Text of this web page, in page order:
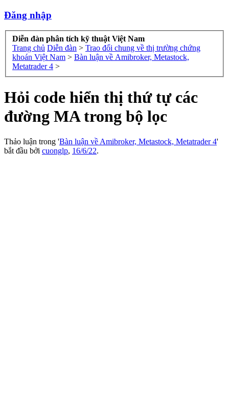
Đăng nhập
Diễn đàn phân tích kỹ thuật Việt Nam
Trang chủ Diễn đàn > Trao đổi chung về thị trường chứng
khoán Việt Nam > Bàn luận về Amibroker, Metastock,
Metatrader 4 >
Hỏi code hiển thị thứ tự các
đường MA trong bộ lọc
Thảo luận trong 'Bàn luận về Amibroker, Metastock, Metatrader 4'
bắt đầu bởi cuonglp, 16/6/22.